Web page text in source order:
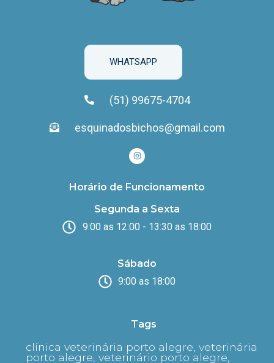
WHATSAPP
(51) 99675-4704
esquinadosbichos@gmail.com
Horário de Funcionamento
Segunda a Sexta
9:00 as 12:00 - 13:30 as 18:00
Sábado
9:00 as 18:00
Tags
clínica veterinária porto alegre, veterinária
porto alegre, veterinário porto alegre,